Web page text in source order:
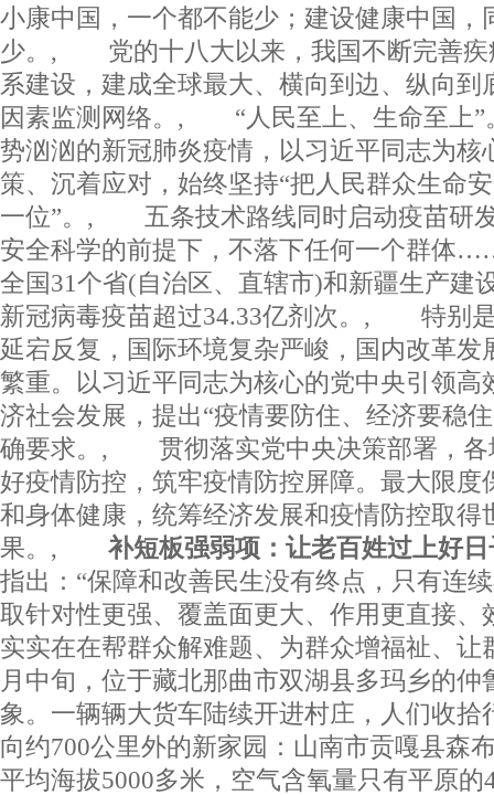
小康中国，一个都不能少；建设健康中国，
少。, 党的十八大以来，我国不断完善疾
系建设，建成全球最大、横向到边、纵向到
因素监测网络。, “人民至上、生命至上”
势汹汹的新冠肺炎疫情，以习近平同志为核
策、沉着应对，始终坚持“把人民群众生命
一位”。, 五条技术路线同时启动疫苗研
安全科学的前提下，不落下任何一个群体
全国31个省(自治区、直辖市)和新疆生产建
新冠病毒疫苗超过34.33亿剂次。, 特别
延宕反复，国际环境复杂严峻，国内改革发
繁重。以习近平同志为核心的党中央引领高
济社会发展，提出“疫情要防住、经济要稳
确要求。, 贯彻落实党中央决策部署，各
好疫情防控，筑牢疫情防控屏障。最大限度
和身体健康，统筹经济发展和疫情防控取得
果。, 补短板强弱项：让老百姓过上好日
指出：“保障和改善民生没有终点，只有连
取针对性更强、覆盖面更大、作用更直接、
实实在在帮群众解难题、为群众增福祉、
月中旬，位于藏北那曲市双湖县多玛乡的仲
象。一辆辆大货车陆续开进村庄，人们收拾
向约700公里外的新家园：山南市贡嘎县
平均海拔5000多米，空气含氧量只有平原的